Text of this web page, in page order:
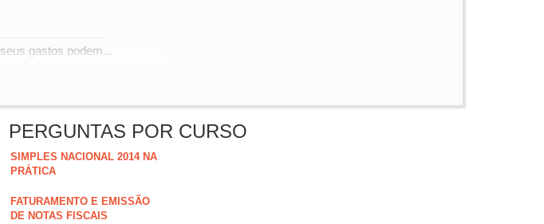
gastos podem...
PERGUNTAS POR CURSO
SIMPLES NACIONAL 2014 NA
PRÁTICA
FATURAMENTO E EMISSÃO
DE NOTAS FISCAIS